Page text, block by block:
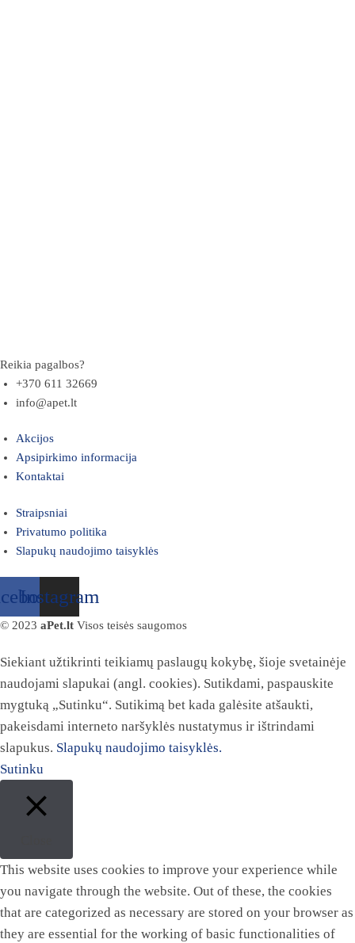
Reikia pagalbos?
+370 611 32669
info@apet.lt
Akcijos
Apsipirkimo informacija
Kontaktai
Straipsniai
Privatumo politika
Slapukų naudojimo taisyklės
Instagram
© 2023 aPet.lt Visos teisės saugomos
Siekiant užtikrinti teikiamų paslaugų kokybę, šioje svetainėje
naudojami slapukai (angl. cookies). Sutikdami, paspauskite
mygtuką „Sutinku“. Sutikimą bet kada galėsite atšaukti,
pakeisdami interneto naršyklės nustatymus ir ištrindami
slapukus. Slapukų naudojimo taisyklės.
Sutinku
This website uses cookies to improve your experience while
you navigate through the website. Out of these, the cookies
that are categorized as necessary are stored on your browser as
they are essential for the working of basic functionalities of